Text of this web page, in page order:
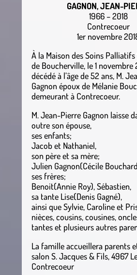
GAGNON, JEAN-
1966 – 2018
Contrecoeur
1er novembre
À la Maison des Soins
de Boucherville, le 1 novembre
décédé à l’âge de 52 ans, M.
Gagnon époux de Mélanie
demeurant à Contrecoeur.
M. Jean-Pierre Gagnon laisse
outre son épouse,
ses enfants;
Jacob et Nathaniel,
son père et sa mère;
Julien Gagnon(Cécile
ses frères;
Benoit(Annie Roy), Sébastien,
sa tante Lise(Denis Gagné),
ainsi que Sylvie, Caroline et
nièces, cousins, cousines,
tantes et plusieurs autres
La famille accueillera parents
salon S. Jacques & Fils, 4967
Contrecoeur